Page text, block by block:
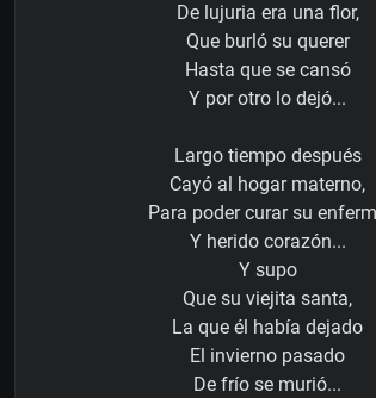
De lujuria era una flor,
Que burló su querer
Hasta que se cansó
Y por otro lo dejó...
Largo tiempo después
Cayó al hogar materno,
Para poder curar su
Y herido corazón...
Y supo
Que su viejita santa,
La que él había dejado
El invierno pasado
De frío se murió...